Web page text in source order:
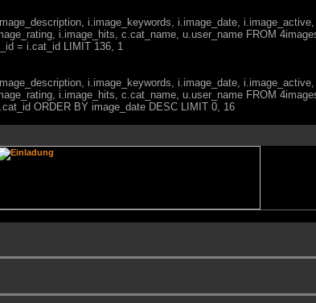
i.image_keywords, i.image_date,
i.image_hits, c.cat_name, u.user_name FROM
= i.cat_id LIMIT 136, 1
i.image_keywords, i.image_date,
i.image_hits, c.cat_name, u.user_name FROM
ORDER BY image_date DESC LIMIT 0, 16